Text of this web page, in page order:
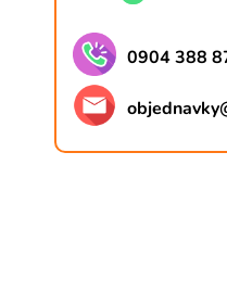
0904 388
objednavky